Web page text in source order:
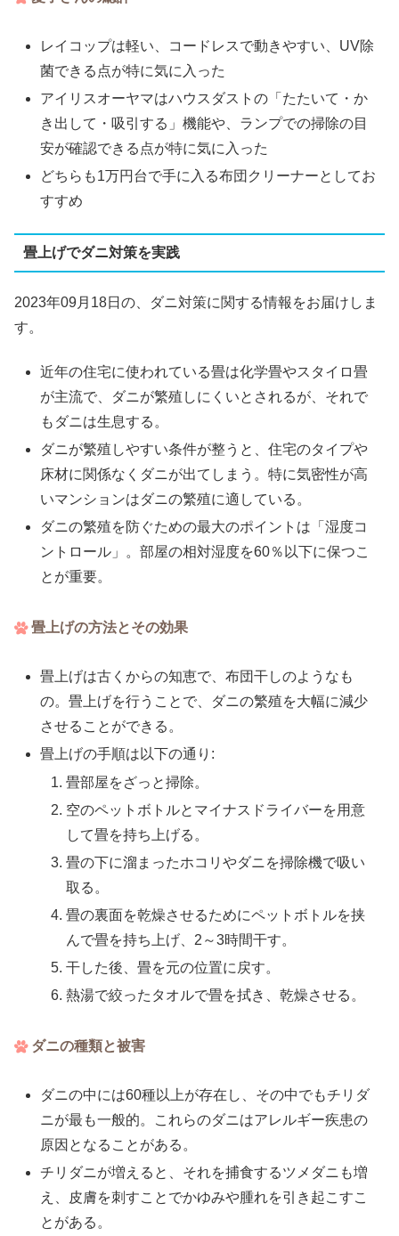
レイコップは軽い、コードレスで動きやすい、UV除
菌できる点が特に気に入った
アイリスオーヤマはハウスダストの「たたいて・か
き出して・吸引する」機能や、ランプでの掃除の目
安が確認できる点が特に気に入った
どちらも1万円台で手に入る布団クリーナーとしてお
すすめ
畳上げでダニ対策を実践
2023年09月18日の、ダニ対策に関する情報をお届けしま
す。
近年の住宅に使われている畳は化学畳やスタイロ畳
が主流で、ダニが繁殖しにくいとされるが、それで
もダニは生息する。
ダニが繁殖しやすい条件が整うと、住宅のタイプや
床材に関係なくダニが出てしまう。特に気密性が高
いマンションはダニの繁殖に適している。
ダニの繁殖を防ぐための最大のポイントは「湿度コ
ントロール」。部屋の相対湿度を60％以下に保つこ
とが重要。
畳上げの方法とその効果
畳上げは古くからの知恵で、布団干しのようなも
の。畳上げを行うことで、ダニの繁殖を大幅に減少
させることができる。
畳上げの手順は以下の通り:
畳部屋をざっと掃除。
空のペットボトルとマイナスドライバーを用意
して畳を持ち上げる。
畳の下に溜まったホコリやダニを掃除機で吸い
取る。
畳の裏面を乾燥させるためにペットボトルを挟
んで畳を持ち上げ、2～3時間干す。
干した後、畳を元の位置に戻す。
熱湯で絞ったタオルで畳を拭き、乾燥させる。
ダニの種類と被害
ダニの中には60種以上が存在し、その中でもチリダ
ニが最も一般的。これらのダニはアレルギー疾患の
原因となることがある。
チリダニが増えると、それを捕食するツメダニも増
え、皮膚を刺すことでかゆみや腫れを引き起こすこ
とがある。